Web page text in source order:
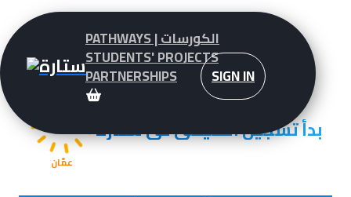
PATHWAYS | الكورسات
STUDENTS' PROJECTS
PARTNERSHIPS SIGN IN
عمّان
بدأ تسجيل الصيفي في ستارة